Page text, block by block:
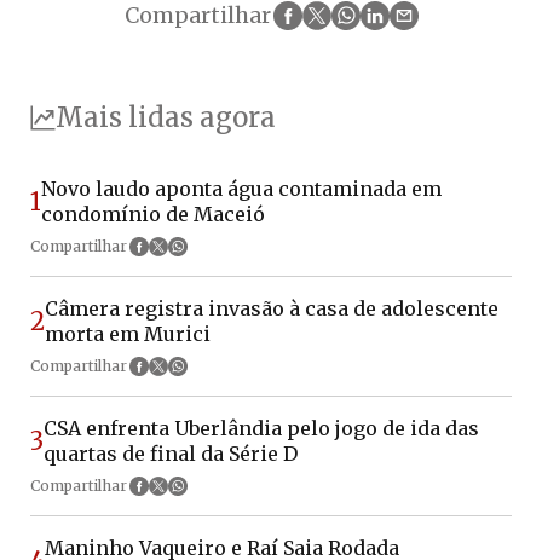
Compartilhar
Mais lidas agora
1Novo laudo aponta água contaminada em
condomínio de Maceió
Compartilhar
2Câmera registra invasão à casa de adolescente
morta em Murici
Compartilhar
3CSA enfrenta Uberlândia pelo jogo de ida das
quartas de final da Série D
Compartilhar
Maninho Vaqueiro e Raí Saia Rodada